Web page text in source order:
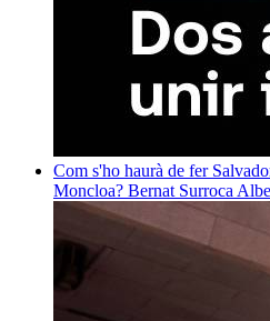
Com s'ho haurà de fer
Moncloa? Bernat Surroca